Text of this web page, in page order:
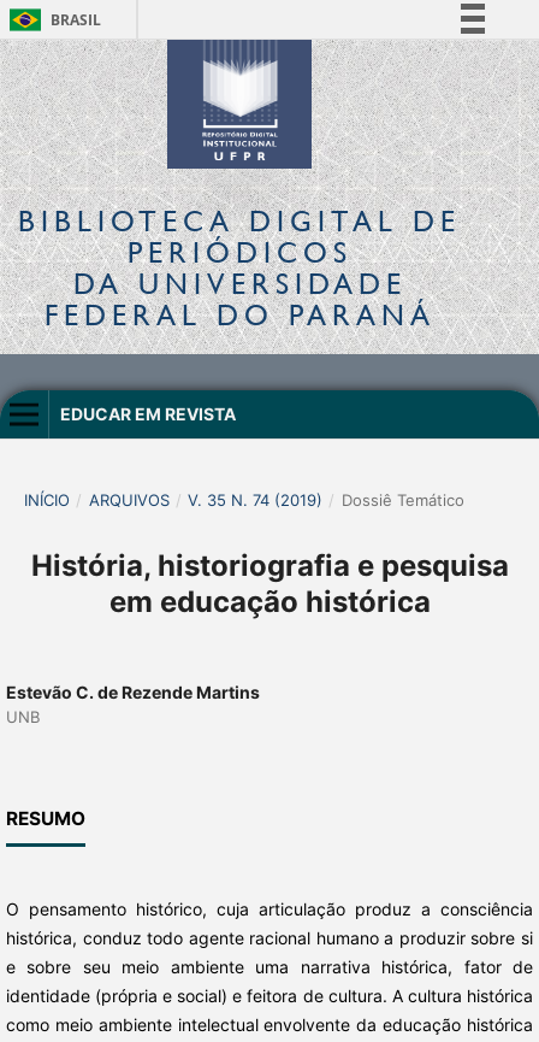
BRASIL
Simplifique!
Comunica BR
Participe
Acesso à informação
Legislação
Canais
BIBLIOTECA DIGITALDE
PERIÓDICOS
DA UNIVERSIDADE
FEDERAL DO PARANÁ
EDUCAR EM REVISTA
INÍCIO / ARQUIVOS / V. 35 N. 74 (2019) / Dossiê Temático
História, historiografia e pesquisa
em educação histórica
Estevão C. de Rezende Martins
UNB
RESUMO
O pensamento histórico, cuja articulação produz a consciência
histórica, conduz todo agente racional humano a produzir sobre si
e sobre seu meio ambiente uma narrativa histórica, fator de
identidade (própria e social) e feitora de cultura. A cultura histórica
como meio ambiente intelectual envolvente da educação histórica